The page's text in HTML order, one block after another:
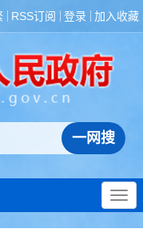
RSS订阅 登录 加入收藏